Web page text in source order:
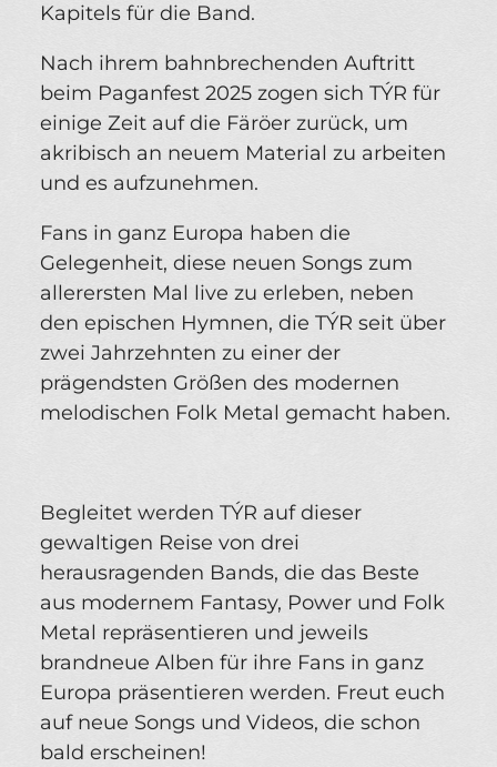
Kapitels für die Band.
Nach ihrem bahnbrechenden Auftritt
beim Paganfest 2025 zogen sich TÝR für
einige Zeit auf die Färöer zurück, um
akribisch an neuem Material zu arbeiten
und es aufzunehmen.
Fans in ganz Europa haben die
Gelegenheit, diese neuen Songs zum
allerersten Mal live zu erleben, neben
den epischen Hymnen, die TÝR seit über
zwei Jahrzehnten zu einer der
prägendsten Größen des modernen
melodischen Folk Metal gemacht haben.
Begleitet werden TÝR auf dieser
gewaltigen Reise von drei
herausragenden Bands, die das Beste
aus modernem Fantasy, Power und Folk
Metal repräsentieren und jeweils
brandneue Alben für ihre Fans in ganz
Europa präsentieren werden. Freut euch
auf neue Songs und Videos, die schon
bald erscheinen!